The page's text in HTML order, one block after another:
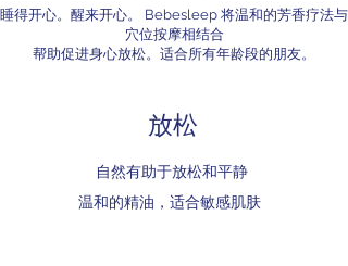
睡得开心。醒来开心。 Bebesleep 将温和的芳香疗法与
穴位按摩相结合
帮助促进身心放松。适合所有年龄段的朋友。
放松
自然有助于放松和平静
温和的精油，适合敏感肌肤